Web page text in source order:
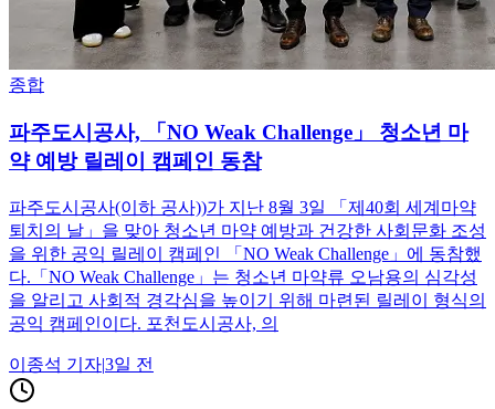
종합
파주도시공사, 「NO Weak Challenge」 청소년 마
약 예방 릴레이 캠페인 동참
파주도시공사(이하 공사))가 지난 8월 3일 「제40회 세계마약
퇴치의 날」을 맞아 청소년 마약 예방과 건강한 사회문화 조성
을 위한 공익 릴레이 캠페인 「NO Weak Challenge」에 동참했
다.「NO Weak Challenge」는 청소년 마약류 오남용의 심각성
을 알리고 사회적 경각심을 높이기 위해 마련된 릴레이 형식의
공익 캠페인이다. 포천도시공사, 의
이종석 기자|3일 전